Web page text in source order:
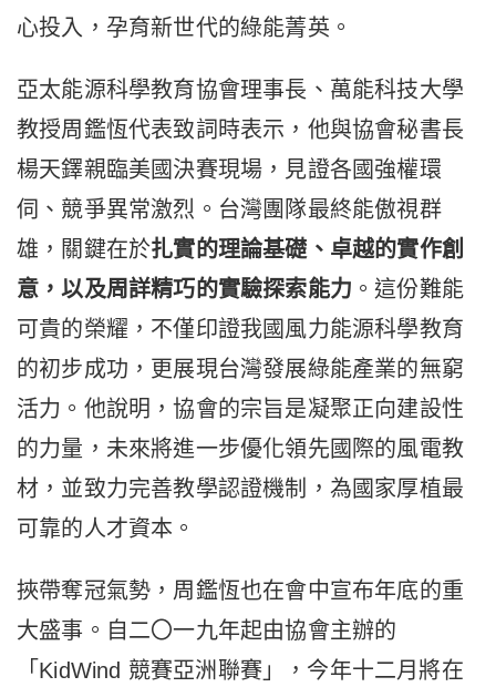
心投入，孕育新世代的綠能菁英。
亞太能源科學教育協會理事長、萬能科技大學
教授周鑑恆代表致詞時表示，他與協會秘書長
楊天鐸親臨美國決賽現場，見證各國強權環
伺、競爭異常激烈。台灣團隊最終能傲視群
雄，關鍵在於扎實的理論基礎、卓越的實作創
意，以及周詳精巧的實驗探索能力 。這份難能
可貴的榮耀，不僅印證我國風力能源科學教育
的初步成功，更展現台灣發展綠能產業的無窮
活力。他說明，協會的宗旨是凝聚正向建設性
的力量，未來將進一步優化領先國際的風電教
材，並致力完善教學認證機制，為國家厚植最
可靠的人才資本。
挾帶奪冠氣勢，周鑑恆也在會中宣布年底的重
大盛事。自二〇一九年起由協會主辦的
「KidWind 競賽亞洲聯賽」，今年十二月將在